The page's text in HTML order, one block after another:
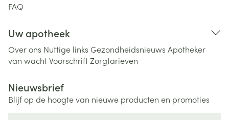
FAQ
Uw apotheek
Over ons Nuttige links Gezondheidsnieuws Apotheker
van wachtVoorschriftZorgtarieven
Nieuwsbrief
Blijf op de hoogte van nieuwe producten en promoties